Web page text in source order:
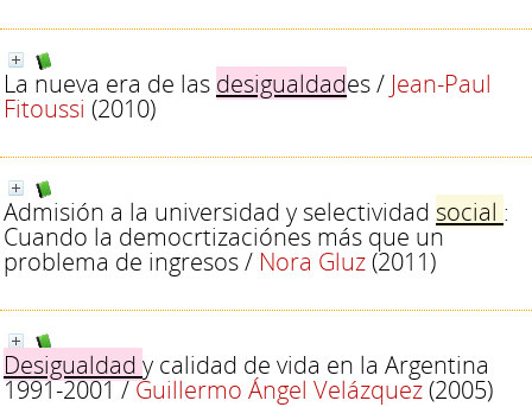
La nueva era de las desigualdades/ Jean-Paul
Fitoussi (2010)
Admisión a la universidad y selectividad social :
Cuando la democrtizaciónes más que un
problema de ingresos/ Nora Gluz(2011)
Desigualdad y calidad de vida en la Argentina
1991-2001/Guillermo Ángel Velázquez(2005)